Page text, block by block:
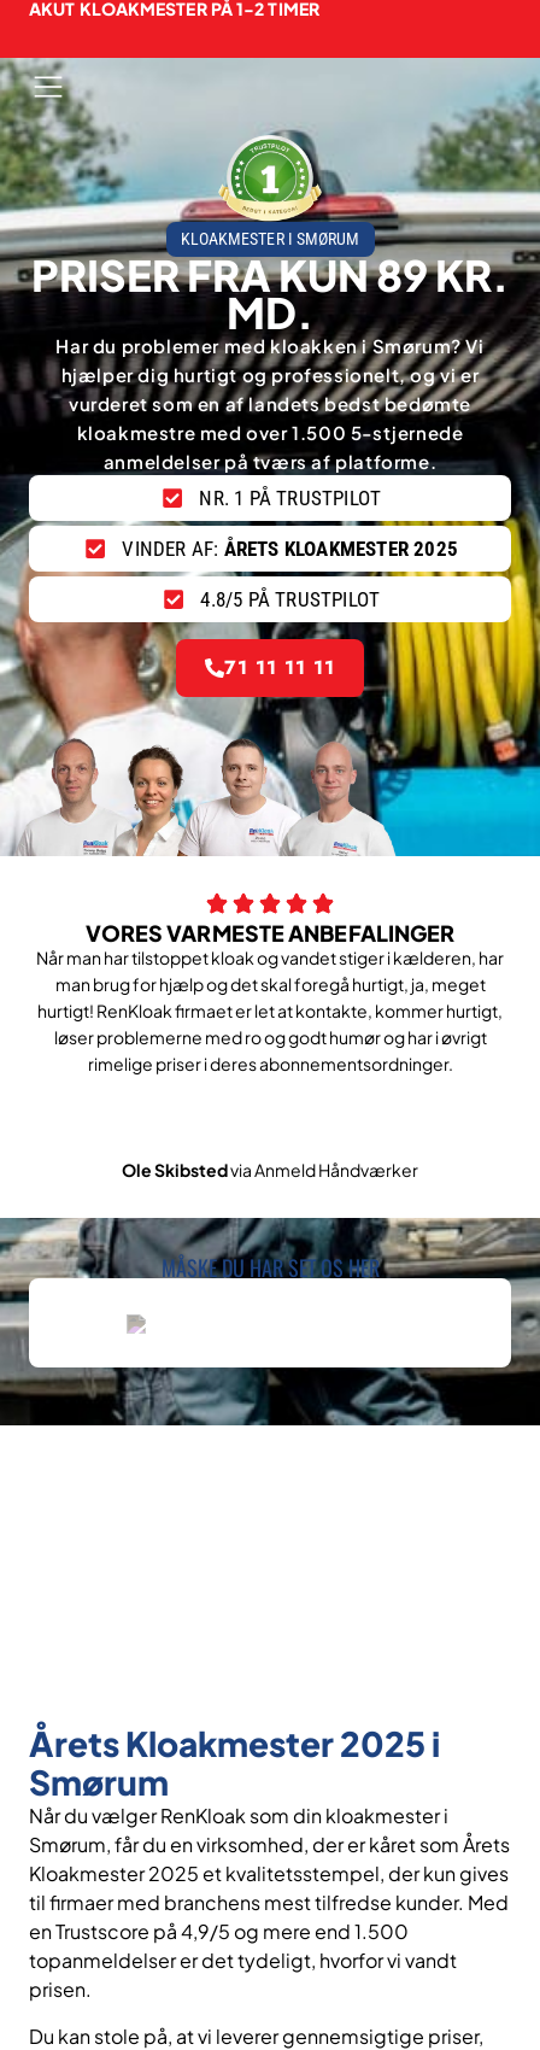
AKUT KLOAKMESTER PÅ 1-2 TIMER
KLOAKMESTER I SMØRUM
PRISER FRA KUN 89 KR.
MD.
Har du problemer med kloakken i Smørum? Vi
hjælper dig hurtigt og professionelt, og vi er
vurderet som en af landets bedst bedømte
kloakmestre med over 1.500 5-stjernede
anmeldelser på tværs af platforme.
NR. 1 PÅ TRUSTPILOT
VINDER AF: ÅRETS KLOAKMESTER 2025
4.8/5 PÅ TRUSTPILOT
71 11 11 11
VORES VARMESTE ANBEFALINGER
Når man har tilstoppet kloak og vandet stiger i kælderen, har
man brug for hjælp og det skal foregå hurtigt, ja, meget
hurtigt! RenKloak firmaet er let at kontakte, kommer hurtigt,
løser problemerne med ro og godt humør og har i øvrigt
rimelige priser i deres abonnementsordninger.
Ole Skibstedvia Anmeld Håndværker
MÅSKE DU HAR SET OS HER
Årets Kloakmester 2025 i
Smørum
Når du vælger RenKloak som din kloakmester i
Smørum, får du en virksomhed, der er kåret som Årets
Kloakmester 2025 et kvalitetsstempel, der kun gives
til firmaer med branchens mest tilfredse kunder. Med
en Trustscore på 4,9/5 og mere end 1.500
topanmeldelser er det tydeligt, hvorfor vi vandt
prisen.
Du kan stole på, at vi leverer gennemsigtige priser,